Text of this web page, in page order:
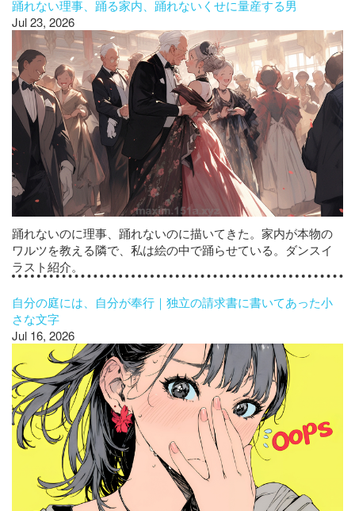
踊れない理事、踊る家内、踊れないくせに量産する男
Jul 23, 2026
踊れないのに理事、踊れないのに描いてきた。家内が本物の
ワルツを教える隣で、私は絵の中で踊らせている。ダンスイ
ラスト紹介。
自分の庭には、自分が奉行｜独立の請求書に書いてあった小
さな文字
Jul 16, 2026